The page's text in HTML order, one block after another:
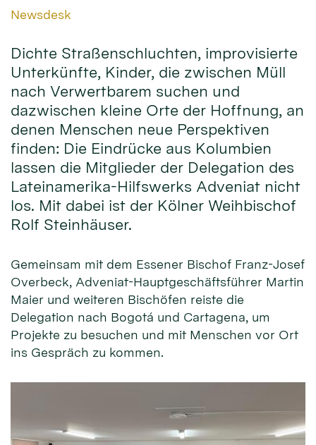
Von:
Newsdesk
Dichte Straßenschluchten, improvisierte
Unterkünfte, Kinder, die zwischen Müll
nach Verwertbarem suchen und
dazwischen kleine Orte der Hoffnung, an
denen Menschen neue Perspektiven
finden: Die Eindrücke aus Kolumbien
lassen die Mitglieder der Delegation des
Lateinamerika-Hilfswerks Adveniat nicht
los. Mit dabei ist der Kölner Weihbischof
Rolf Steinhäuser.
Gemeinsam mit dem Essener Bischof Franz-Josef
Overbeck, Adveniat-Hauptgeschäftsführer Martin
Maier und weiteren Bischöfen reiste die
Delegation nach Bogotá und Cartagena, um
Projekte zu besuchen und mit Menschen vor Ort
ins Gespräch zu kommen.